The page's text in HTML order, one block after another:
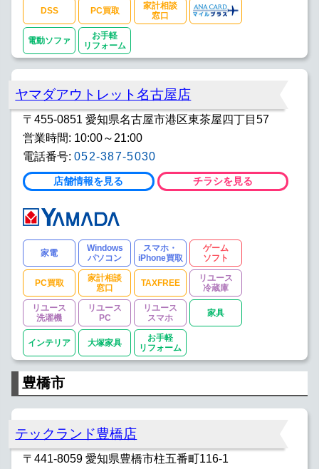
DSS PC買取
家計相談
窓口
電動ソファ
お手軽
リフォーム
ヤマダアウトレット名古屋店
〒455-0851 愛知県名古屋市港区東茶屋四丁目57
営業時間: 10:00～21:00
電話番号: 052-387-5030
店舗情報を見る チラシを見る
家電
Windows
パソコン
スマホ・
iPhone買取
ゲーム
ソフト
PC買取
家計相談
窓口
TAXFREE
リユース
冷蔵庫
リユース
洗濯機
リユース
PC
リユース
スマホ
家具
インテリア 大塚家具
お手軽
リフォーム
豊橋市
テックランド豊橋店
〒441-8059 愛知県豊橋市柱五番町116-1